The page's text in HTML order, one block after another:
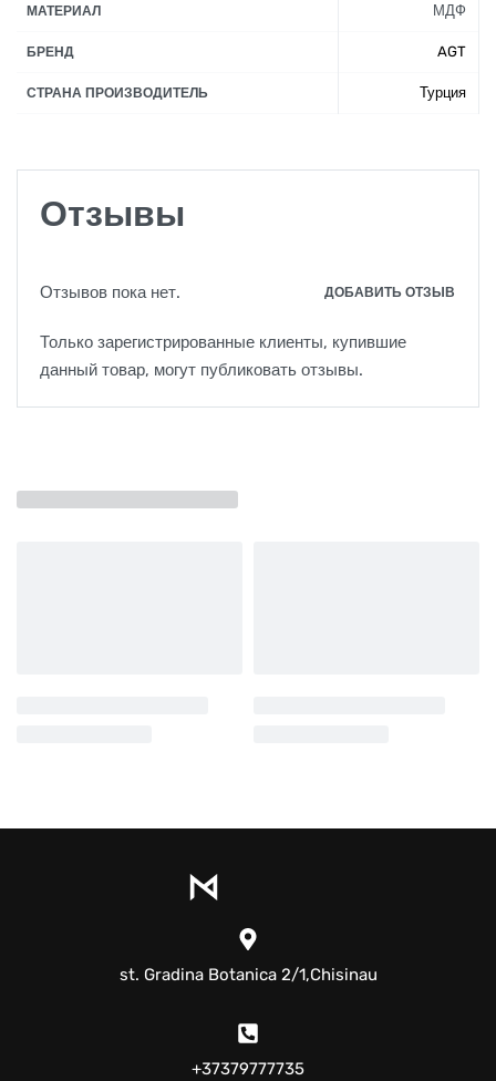
МАТЕРИАЛ МДФ
БРЕНД AGT
СТРАНА ПРОИЗВОДИТЕЛЬ Турция
Отзывы
Отзывов пока нет. ДОБАВИТЬ ОТЗЫВ
Только зарегистрированные клиенты, купившие
данный товар, могут публиковать отзывы.
st. Gradina Botanica 2/1,Chisinau
+37379777735